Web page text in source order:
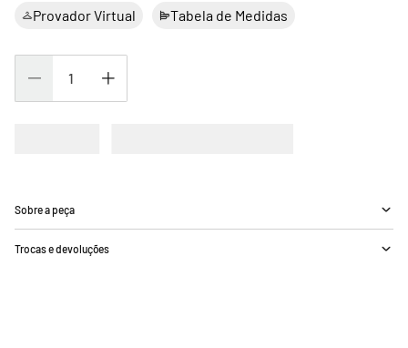
Provador Virtual Tabela de Medidas
Sobre a peça
Trocas e devoluções